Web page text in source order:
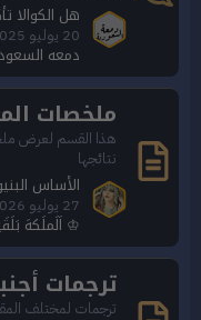
هل الكوالا
20 يوليو 2025
دمعه
ملخصات
هذا القسم لعرض
نتائجها
27 يوليو 2026
♔ اَلَملَكهَ
ترجمات
ترجمات لمختلف